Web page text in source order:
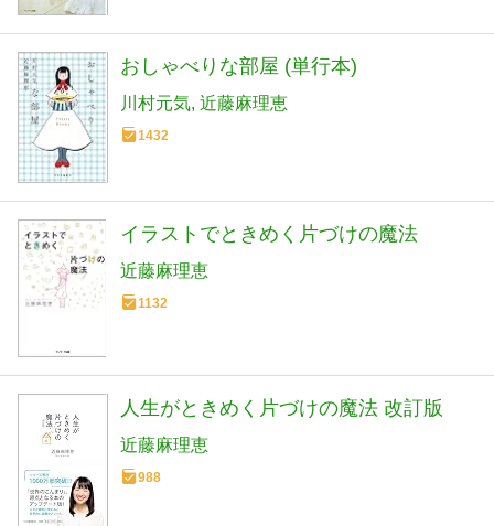
おしゃべりな部屋 (単行本)
川村元気 近藤麻理恵
1432
イラストでときめく片づけの魔法
近藤麻理恵
1132
人生がときめく片づけの魔法 改訂版
近藤麻理恵
988